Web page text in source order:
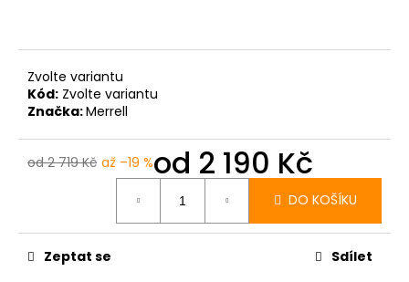
Zvolte variantu
Kód: Zvolte variantu
Značka:Merrell
od 2 719 Kč až –19 %od 2 190 Kč
DO KOŠÍKU
Zeptat se Sdílet